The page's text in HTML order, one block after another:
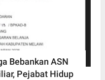
Bebankan ASN
Pejabat Hidup